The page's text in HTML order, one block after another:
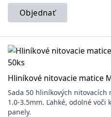
Objednať
Hliníkové nitovacie matice
Sada 50 hliníkových
1.0-3.5mm. Ľahké, odolné voči
panely.